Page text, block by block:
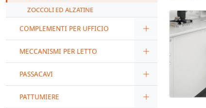
ZOCCOLI ED ALZATINE
COMPLEMENTI PER UFFICIO
MECCANISMI PER LETTO
PASSACAVI
PATTUMIERE